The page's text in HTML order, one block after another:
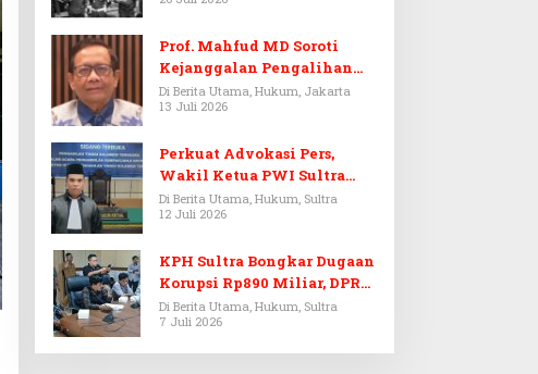
Prof. Mahfud MD Soroti
Kejanggalan Pengalihan
Penyelidikan Tersangka
Febrie Adriansyah
Di Berita Utama, Hukum, Jakarta
13 Juli 2026
Perkuat Advokasi Pers,
Wakil Ketua PWI Sultra
Resmi Dilantik Menjadi
Advokat PERADI
Di Berita Utama, Hukum, Sultra
12 Juli 2026
KPH Sultra Bongkar Dugaan
Korupsi Rp890 Miliar, DPRD
Sultra Gelar RDP
Di Berita Utama, Hukum, Sultra
7 Juli 2026